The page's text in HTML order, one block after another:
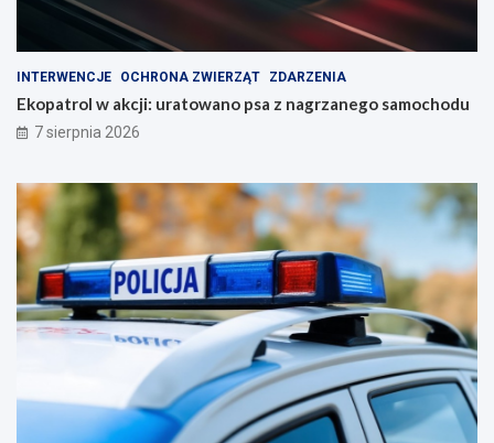
INTERWENCJE OCHRONA ZWIERZĄT ZDARZENIA
Ekopatrol w akcji: uratowano psa z nagrzanego samochodu
7 sierpnia 2026